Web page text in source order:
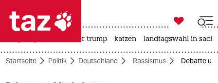
 taz zahl ich
taz zahl ich

taz zahl ich
usa unter trump katzen landtagswahl in
Startseite Politik Deutschland Rassismus Debatte